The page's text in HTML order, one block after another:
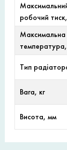
робочий
Максимальна
Тип
Вага, кг
Висота, мм